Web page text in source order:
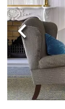
Anterior